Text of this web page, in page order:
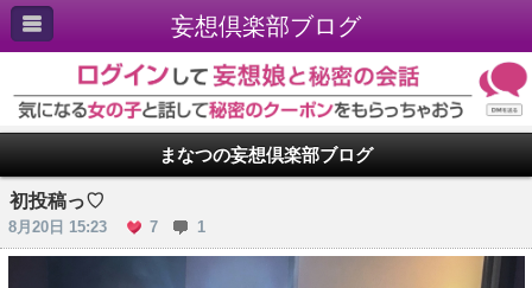
妄想倶楽部ブログ
まなつの妄想倶楽部ブログ
初投稿っ♡
8月20日 15:23 7 1